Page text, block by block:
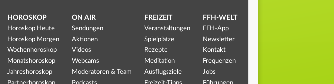
HOROSKOP
Horoskop Heute
Horoskop Morgen
Wochenhoroskop
Monatshoroskop
Jahreshoroskop
ON AIR
Sendungen
Aktionen
Videos
Webcams
Moderatoren & Team
FREIZEIT
Veranstaltungen
Spielplätze
Rezepte
Meditation
Ausflugsziele
FFH-WELT
FFH-App
Newsletter
Kontakt
Frequenzen
Jobs